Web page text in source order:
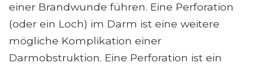
einer Brandwunde führen. Eine Perforation
(oder ein Loch) im Darm ist eine weitere
mögliche Komplikation einer
Darmobstruktion. Eine Perforation ist ein